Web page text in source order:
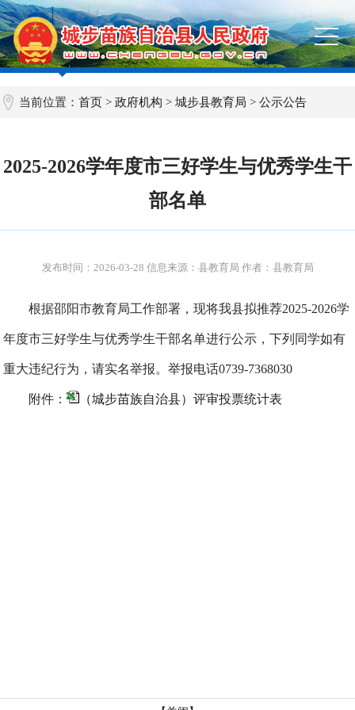
当前位置：首页 >政府机构 >城步县教育局 >公示公告
2025-2026学年度市三好学生与优秀学生干
部名单
发布时间： 2026-03-28 信息来源：县教育局 作者：县教育局
根据邵阳市教育局工作部署，现将我县拟推荐2025-2026学
年度市三好学生与优秀学生干部名单进行公示，下列同学如有
重大违纪行为，请实名举报。举报电话0739-7368030
附件： （城步苗族自治县）评审投票统计表